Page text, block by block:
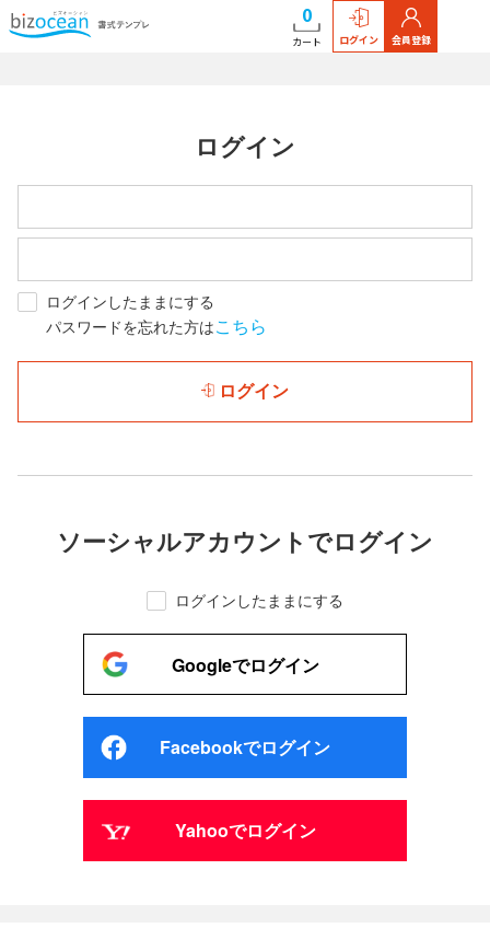
0
カート ログイン 会員登録
ログイン
ログインしたままにする
パスワードを忘れた方はこちら
ログイン
ソーシャルアカウントでログイン
ログインしたままにする
Googleでログイン
Facebookでログイン
Yahooでログイン